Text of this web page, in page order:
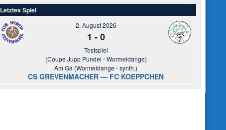
Letztes Spiel
2. August 2026
1 -0
Testspiel
(Coupe Jupp Pundel - Wormeldange)
Am Ga (Wormeldange - synth.)
CS GREVENMACHER — FC KOEPPCHEN